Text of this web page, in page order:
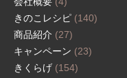
きのこレシピ (140)
商品紹介 (27)
キャンペーン (23)
きくらげ (154)